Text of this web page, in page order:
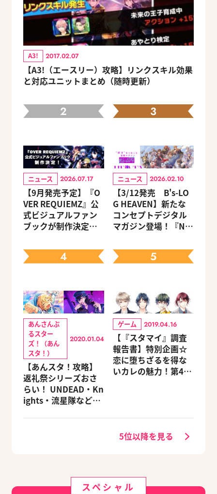
A3! 2017.02.07
【A3!（エースリー）攻略】リンクスキル効果
と対応ユニットまとめ（随時更新）
2
ニュース 2026.07.17
【9月発売予定】『O
VER REQUIEMZ』公
式ビジュアルファン
ブックが制作決定！
る豪華グッズ付き限
定セットも同時発売
3
ニュース 2026.02.10
【3/12発売 B's-LO
G HEAVEN】新たな
コンセプトデジタル
マガジン登場！『NU:
人気作のオリジナル
グッズ付きアニメイ
4
あんさんぶ
るスター
ズ！（あん
スタ！）
2020.01.04
【あんスタ！攻略】
返礼祭シリーズおさ
らい！ UNDEAD・Kn
ights・流星隊など、
5
ゲーム 2019.04.16
【『スタマイ』調査
報告書】特別企画☆
恋に堕ちざるを得な
いカレの魅力！第4
5位以降を見る
スペシャル